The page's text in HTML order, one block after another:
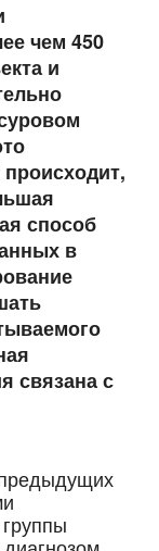
чем 450
и
способ
в
связана с